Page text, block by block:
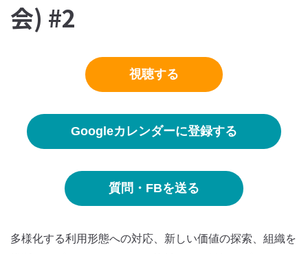
会) #2
視聴する
Googleカレンダーに登録する
質問・FBを送る
多様化する利用形態への対応、新しい価値の探索、組織を